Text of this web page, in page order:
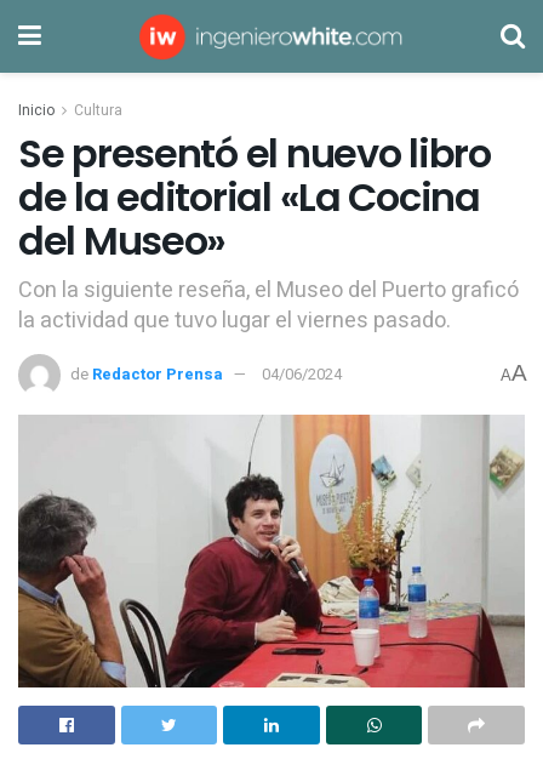
Inicio Cultura
Se presentó el nuevo libro
de la editorial «La Cocina
del Museo»
Con la siguiente reseña, el Museo del Puerto graficó
la actividad que tuvo lugar el viernes pasado.
de Redactor Prensa 04/06/2024 AA